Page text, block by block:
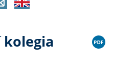
kolegia